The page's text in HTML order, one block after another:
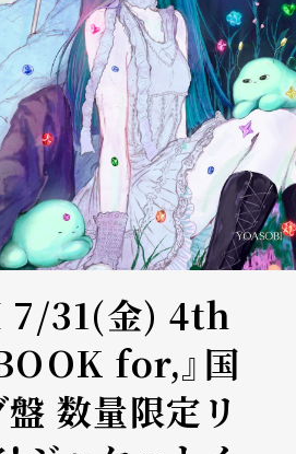
7/31(金) 4th
for,』国
数量限定リ